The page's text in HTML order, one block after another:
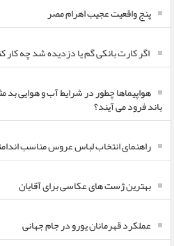
پنج واقعیت عجیب اهرام مصر
اگر کارت بانکی گم یا دزدیده شد چه کار
هواپیماها چطور در شرایط آب و هوایی بد
باند فرود می آیند؟
راهنمای انتخاب لباس عروس مناسب
بهترین ژست های عکاسی برای آقایان
عملکرد قهرمانان یورو در جام جهانی